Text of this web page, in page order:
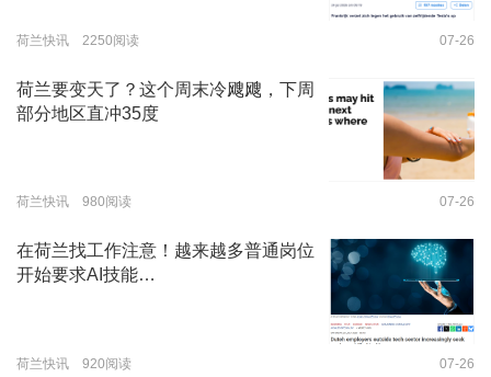
荷兰快讯 2250阅读 07-26
荷兰要变天了？这个周末冷飕飕，下周
部分地区直冲35度
荷兰快讯 980阅读 07-26
在荷兰找工作注意！越来越多普通岗位
开始要求AI技能…
荷兰快讯 920阅读 07-26